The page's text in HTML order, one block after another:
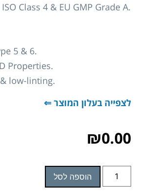
ISO Class 4 & EU GMP Grade A.
5 & 6.
Properties.
low-linting.
לצפייה בעלון המוצר ⇐
₪0.00
הוספה לסל